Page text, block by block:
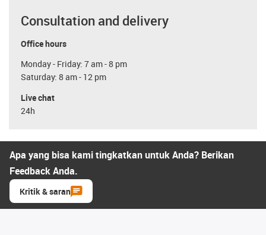
Consultation and delivery
Office hours
Monday - Friday: 7 am - 8 pm
Saturday: 8 am - 12 pm
Live chat
24h
Apa yang bisa kami tingkatkan untuk Anda? Berikan
Feedback Anda.
Kritik & saran